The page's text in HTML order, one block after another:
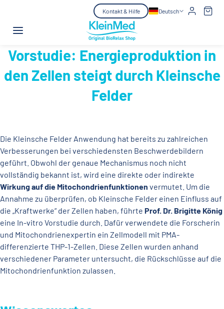
Kontakt & Hilfe Deutsch
Vorstudie: Energieproduktion in
den Zellen steigt durch Kleinsche
Felder
Die Kleinsche Felder Anwendung hat bereits zu zahlreichen
Verbesserungen bei verschiedensten Beschwerdebildern
geführt. Obwohl der genaue Mechanismus noch nicht
vollständig bekannt ist, wird eine direkte oder indirekte
Wirkung auf die Mitochondrienfunktionen vermutet. Um die
Annahme zu überprüfen, ob Kleinsche Felder einen Einfluss auf
die „Kraftwerke“ der Zellen haben, führte Prof. Dr. Brigitte König
eine In-vitro Vorstudie durch. Dafür verwendete die Forscherin
und Mitochondrienexpertin ein Zellmodell mit PMA-
differenzierte THP-1-Zellen. Diese Zellen wurden anhand
verschiedener Parameter untersucht, die Rückschlüsse auf die
Mitochondrienfunktion zulassen.